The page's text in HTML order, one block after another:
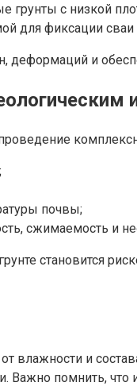
грунты с низкой
для фиксации
и
почвы;
сжимаемость и
становится
и
помнить, что